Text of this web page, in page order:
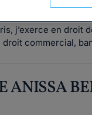
j’exerce en droit
commercial,
ANISSA